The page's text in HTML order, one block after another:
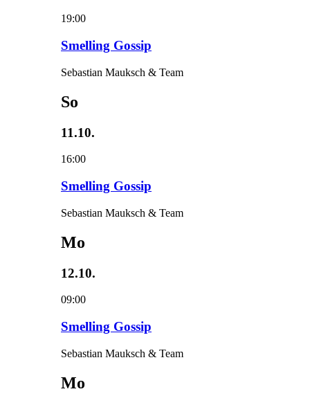
19:00
Smelling Gossip
Sebastian Mauksch & Team
So
11.10.
16:00
Smelling Gossip
Sebastian Mauksch & Team
Mo
12.10.
09:00
Smelling Gossip
Sebastian Mauksch & Team
Mo